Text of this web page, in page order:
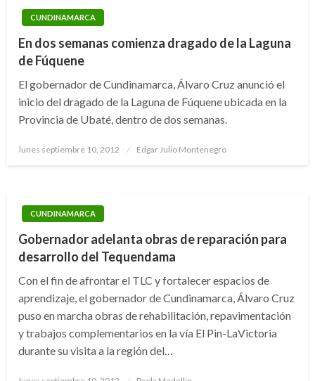
CUNDINAMARCA
En dos semanas comienza dragado de la Laguna
de Fúquene
El gobernador de Cundinamarca, Álvaro Cruz anunció el
inicio del dragado de la Laguna de Fúquene ubicada en la
Provincia de Ubaté, dentro de dos semanas.
Publicado
lunes septiembre 10, 2012 Edgar Julio Montenegro
CUNDINAMARCA
Gobernador adelanta obras de reparación para
desarrollo del Tequendama
Con el fin de afrontar el TLC y fortalecer espacios de
aprendizaje, el gobernador de Cundinamarca, Álvaro Cruz
puso en marcha obras de rehabilitación, repavimentación
y trabajos complementarios en la vía El Pin-LaVictoria
durante su visita a la región del…
Publicado